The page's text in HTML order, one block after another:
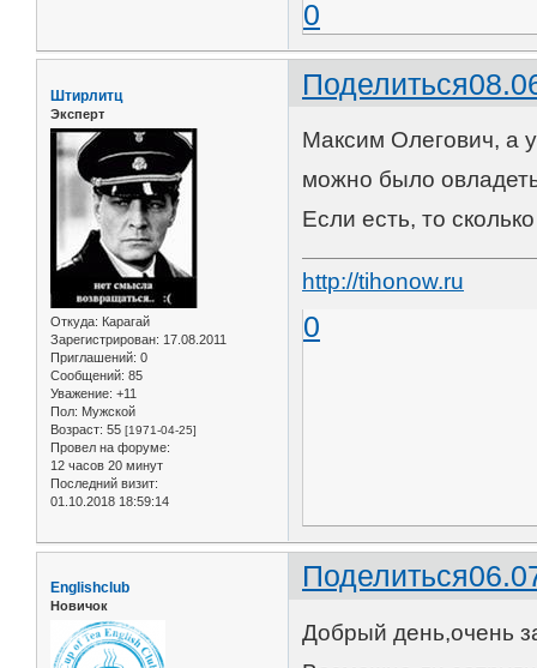
0
Поделиться
Штирлитц
Эксперт
Откуда: Карагай
Зарегистрирован: 17.08.2011
Приглашений: 0
Сообщений: 85
Уважение: +11
Пол: Мужской
Возраст: 55 [1971-04-25]
Провел на форуме:
12 часов 20 минут
Последний визит:
01.10.2018 18:59:14
Максим Олегович, а
можно было
Если есть, то
http://tihonow.ru
0
Поделиться
Englishclub
Новичок
Добрый день,очень